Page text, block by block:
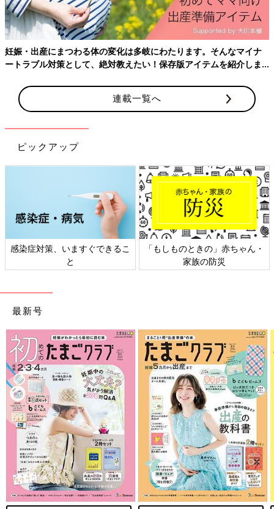
妊娠・出産にまつわる体の変化は多岐にわたります。そんなマイナ
ートラブル対策として、絶対教えたい！保存版アイテムを紹介しま
連載一覧へ
ピックアップ
感染症対策、いますぐできるこ
と
「もしものときの」赤ちゃん・
家族の防災
最新号